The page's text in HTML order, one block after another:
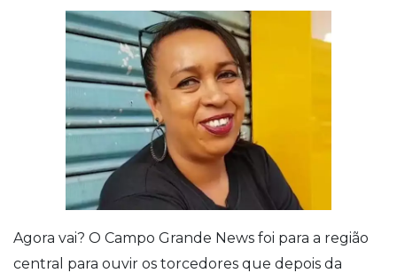
Agora vai? O Campo Grande News foi para a região
central para ouvir os torcedores que depois da